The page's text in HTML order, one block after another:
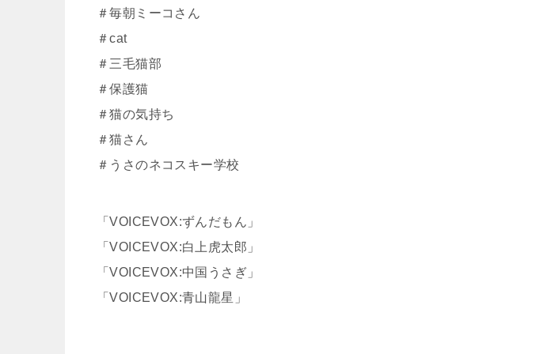
＃毎朝ミーコさん
＃cat
＃三毛猫部
＃保護猫
＃猫の気持ち
＃猫さん
＃うさのネコスキー学校
「VOICEVOX:ずんだもん」
「VOICEVOX:白上虎太郎」
「VOICEVOX:中国うさぎ」
「VOICEVOX:青山龍星」